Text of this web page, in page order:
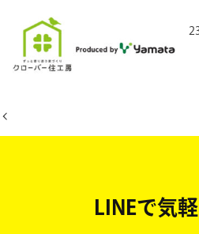
2026年2月
LINEで気